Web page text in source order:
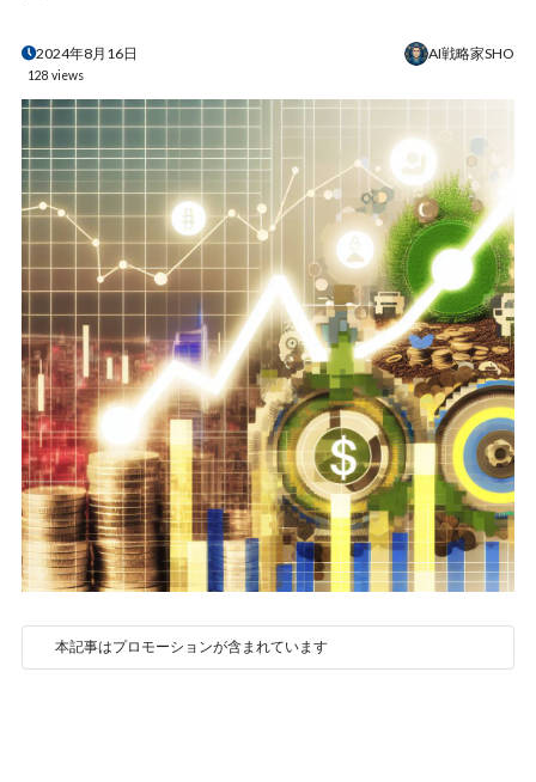
2024年8月16日 AI戦略家SHO
128 views
本記事はプロモーションが含まれています